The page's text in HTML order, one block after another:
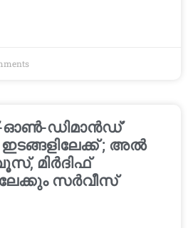
ഡിമാൻഡ്’
; അൽ
മിർദിഫ്
സർവീസ്